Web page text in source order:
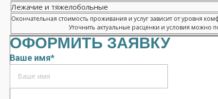
Лежачие и тяжелобольные
Окончательная стоимость проживания и услуг зависит от уровня
Уточнить актуальные расценки и условия можно
ОФОРМИТЬ ЗАЯВКУ
Ваше имя*